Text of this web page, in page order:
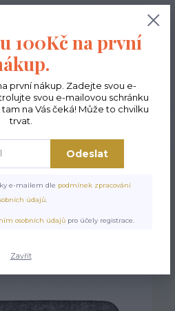
0,00 Kč
kabelky Organizér do kabelky - Rozálie
do kabelky -
100Kč na první
první nákup. Zadejte svou e-
svou e-mailovou schránku
na Vás čeká! Může to chvilku
trvat.
Odeslat
e-mailem dle podmínek zpracování
údajů.
osobních údajů pro účely registrace.
Zavřít